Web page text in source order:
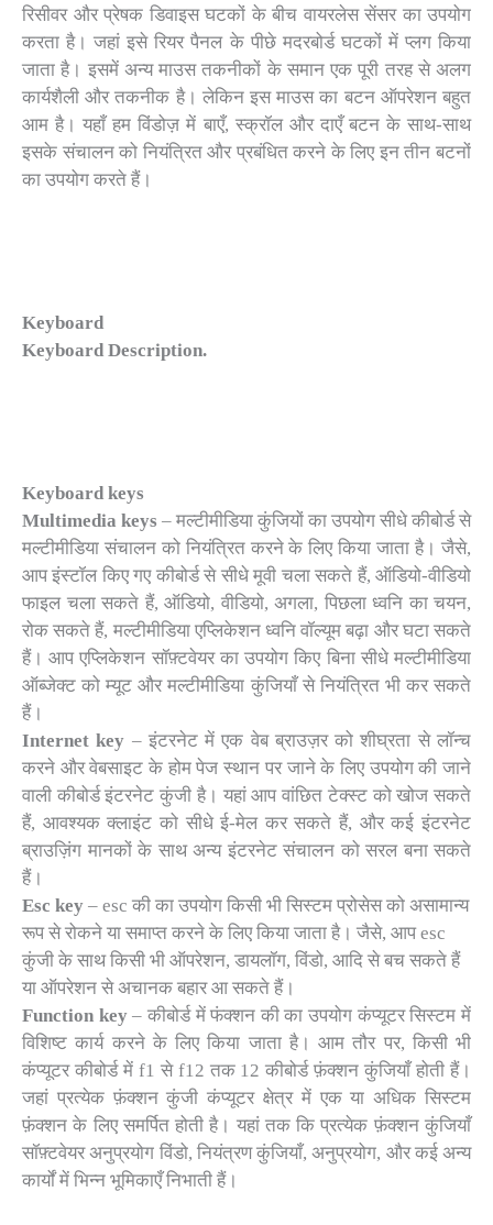
रिसीवर और प्रेषक डिवाइस घटकों के बीच वायरलेस सेंसर का उपयोग
करता है। जहां इसे रियर पैनल के पीछे मदरबोर्ड घटकों में प्लग किया
जाता है। इसमें अन्य माउस तकनीकों के समान एक पूरी तरह से अलग
कार्यशैली और तकनीक है। लेकिन इस माउस का बटन ऑपरेशन बहुत
आम है। यहाँ हम विंडोज़ में बाएँ, स्क्रॉल और दाएँ बटन के साथ-साथ
इसके संचालन को नियंत्रित और प्रबंधित करने के लिए इन तीन बटनों
का उपयोग करते हैं।
Keyboard
Keyboard Description.
Keyboard keys
Multimedia keys – मल्टीमीडिया कुंजियों का उपयोग सीधे कीबोर्ड से
मल्टीमीडिया संचालन को नियंत्रित करने के लिए किया जाता है। जैसे,
आप इंस्टॉल किए गए कीबोर्ड से सीधे मूवी चला सकते हैं, ऑडियो-वीडियो
फाइल चला सकते हैं, ऑडियो, वीडियो, अगला, पिछला ध्वनि का चयन,
रोक सकते हैं, मल्टीमीडिया एप्लिकेशन ध्वनि वॉल्यूम बढ़ा और घटा सकते
हैं। आप एप्लिकेशन सॉफ़्टवेयर का उपयोग किए बिना सीधे मल्टीमीडिया
ऑब्जेक्ट को म्यूट और मल्टीमीडिया कुंजियाँ से नियंत्रित भी कर सकते
हैं।
Internet key – इंटरनेट में एक वेब ब्राउज़र को शीघ्रता से लॉन्च
करने और वेबसाइट के होम पेज स्थान पर जाने के लिए उपयोग की जाने
वाली कीबोर्ड इंटरनेट कुंजी है। यहां आप वांछित टेक्स्ट को खोज सकते
हैं, आवश्यक क्लाइंट को सीधे ई-मेल कर सकते हैं, और कई इंटरनेट
ब्राउज़िंग मानकों के साथ अन्य इंटरनेट संचालन को सरल बना सकते
हैं।
Esc key – esc की का उपयोग किसी भी सिस्टम प्रोसेस को असामान्य
रूप से रोकने या समाप्त करने के लिए किया जाता है। जैसे, आप esc
कुंजी के साथ किसी भी ऑपरेशन, डायलॉग, विंडो, आदि से बच सकते हैं
या ऑपरेशन से अचानक बहार आ सकते हैं।
Function key– कीबोर्ड में फंक्शन की का उपयोग कंप्यूटर सिस्टम में
विशिष्ट कार्य करने के लिए किया जाता है। आम तौर पर, किसी भी
कंप्यूटर कीबोर्ड में f1 से f12 तक 12 कीबोर्ड फ़ंक्शन कुंजियाँ होती हैं।
जहां प्रत्येक फ़ंक्शन कुंजी कंप्यूटर क्षेत्र में एक या अधिक सिस्टम
फ़ंक्शन के लिए समर्पित होती है। यहां तक ​​कि प्रत्येक फ़ंक्शन कुंजियाँ
सॉफ़्टवेयर अनुप्रयोग विंडो, नियंत्रण कुंजियाँ, अनुप्रयोग, और कई अन्य
कार्यों में भिन्न भूमिकाएँ निभाती हैं।